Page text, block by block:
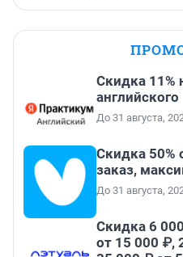
Скидка 11%
английского
До 31 августа,
Скидка 50%
заказ,
До 31 августа,
Скидка 6
от 15 000 ₽,